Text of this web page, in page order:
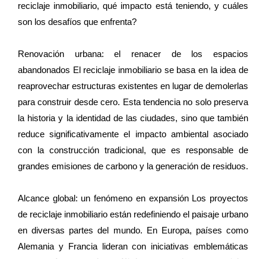
reciclaje inmobiliario, qué impacto está teniendo, y cuáles
son los desafíos que enfrenta?
Renovación urbana: el renacer de los espacios
abandonados El reciclaje inmobiliario se basa en la idea de
reaprovechar estructuras existentes en lugar de demolerlas
para construir desde cero. Esta tendencia no solo preserva
la historia y la identidad de las ciudades, sino que también
reduce significativamente el impacto ambiental asociado
con la construcción tradicional, que es responsable de
grandes emisiones de carbono y la generación de residuos.
Alcance global: un fenómeno en expansión Los proyectos
de reciclaje inmobiliario están redefiniendo el paisaje urbano
en diversas partes del mundo. En Europa, países como
Alemania y Francia lideran con iniciativas emblemáticas